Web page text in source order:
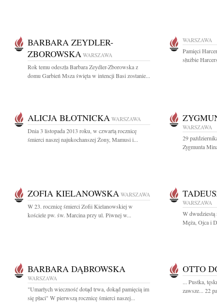
BARBARA ZEYDLER-
ZBOROWSKA WARSZAWA
Rok temu odeszła Barbara Zeydler-Zborowska z
domu Garbień Msza święta w intencji Basi zostanie...
WARSZAWA
Pamięci
służbie
ALICJA BŁOTNICKA WARSZAWA
Dnia 3 listopada 2013 roku, w czwartą rocznicę
śmierci naszej najukochanszej Żony, Mamusi i...
WARSZAWA
29
Zygmunta
ZOFIA KIELANOWSKA WARSZAWA
W 23. rocznicę śmierci Zofii Kielanowskiej w
kościele pw. św. Marcina przy ul. Piwnej w...
WARSZAWA
W dwudziestą
Męża, Ojca i
BARBARA DĄBROWSKA
WARSZAWA
"Umarłych wieczność dotąd trwa, dokąd pamięcią im
się płaci" W pierwszą rocznicę śmierci naszej...
OTTO
... Pustka,
zawsze... 22